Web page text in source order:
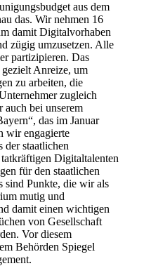
aus dem
das. Wir nehmen 16
damit Digitalvorhaben
zügig umzusetzen. Alle
partizipieren. Das
Anreize, um
zu arbeiten, die
zugleich
auch bei unserem
das im Januar
wir engagierte
staatlichen
Digitaltalenten
für den staatlichen
sind Punkte, die wir als
mutig und
damit einen wichtigen
von Gesellschaft
Vor diesem
Behörden Spiegel